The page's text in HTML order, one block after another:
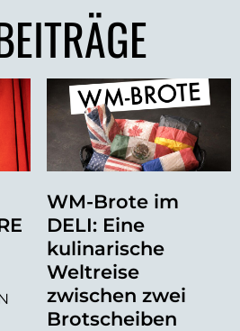
WM-Brote im
DELI: Eine
kulinarische
Weltreise
zwischen zwei
Brotscheiben